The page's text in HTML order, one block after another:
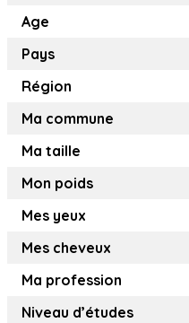
Age
Pays
Région
Ma commune
Ma taille
Mon poids
Mes yeux
Mes cheveux
Ma profession
Niveau d’études